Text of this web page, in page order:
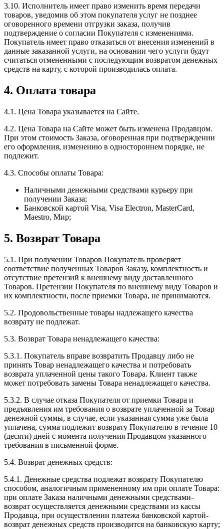
3.10. Исполнитель имеет право изменить время передачи
товаров, уведомив об этом покупателя услуг не позднее
оговоренного времени отгрузки заказа, получив
подтверждение о согласии Покупателя с изменениями.
Покупатель имеет право отказаться от внесения изменений в
данные заказанной услуги, на основании чего услуги будут
считаться отмененными с последующим возвратом денежных
средств на карту, с которой производилась оплата.
4. Оплата товара
4.1. Цена Товара указывается на Сайте.
4.2. Цена Товара на Сайте может быть изменена Продавцом.
При этом стоимость Заказа, оговоренная при подтверждении
его оформления, изменению в одностороннем порядке, не
подлежит.
4.3. Способы оплаты Товара:
Наличными денежными средствами курьеру при
получении Заказа;
Банковской картой Visa, Visa Electron, MasterCard,
Maestro, Мир;
5. Возврат Товара
5.1. При получении Товаров Покупатель проверяет
соответствие полученных Товаров Заказу, комплектность и
отсутствие претензий к внешнему виду доставленного
Товаров. Претензии Покупателя по внешнему виду Товаров и
их комплектности, после приемки Товара, не принимаются.
5.2. Продовольственные товары надлежащего качества
возврату не подлежат.
5.3. Возврат Товара ненадлежащего качества:
5.3.1. Покупатель вправе возвратить Продавцу либо не
принять Товар ненадлежащего качества и потребовать
возврата уплаченной цены такого Товара. Клиент также
может потребовать замены Товара ненадлежащего качества.
5.3.2. В случае отказа Покупателя от приемки Товара и
предъявления им требования о возврате уплаченной за Товар
денежной суммы, в случае, если указанная сумма уже была
уплачена, сумма подлежит возврату Покупателю в течение 10
(десяти) дней с момента получения Продавцом указанного
требования в письменной форме.
5.4. Возврат денежных средств:
5.4.1. Денежные средства подлежат возврату Покупателю
способом, аналогичным примененному им при оплате Товара:
при оплате Заказа наличными денежными средствами-
возврат осуществляется денежными средствами из кассы
Продавца, при осуществлении платежа банковской картой-
возврат денежных средств производится на банковскую карту;